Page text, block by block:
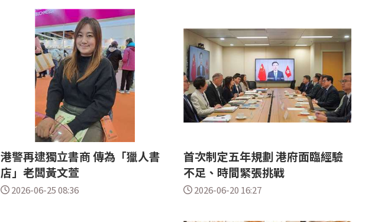
港警再逮獨立書商 傳為「獵人書
店」老闆黃文萱
2026-06-25 08:36
首次制定五年規劃 港府面臨經驗
不足、時間緊張挑戰
2026-06-20 16:27